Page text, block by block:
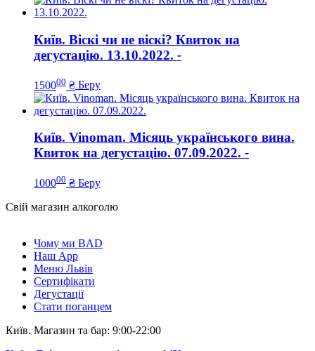
Київ. Віскі чи не віскі? Квиток на
дегустацію. 13.10.2022. -
150000 ₴ Беру
Київ. Vinoman. Місяць українського вина.
Квиток на дегустацію. 07.09.2022. -
100000 ₴ Беру
Свій магазин алкоголю
Чому ми BAD
Наш App
Меню Львів
Сертифікати
Дегустації
Стати поганцем
Київ. Магазин та бар: 9:00-22:00